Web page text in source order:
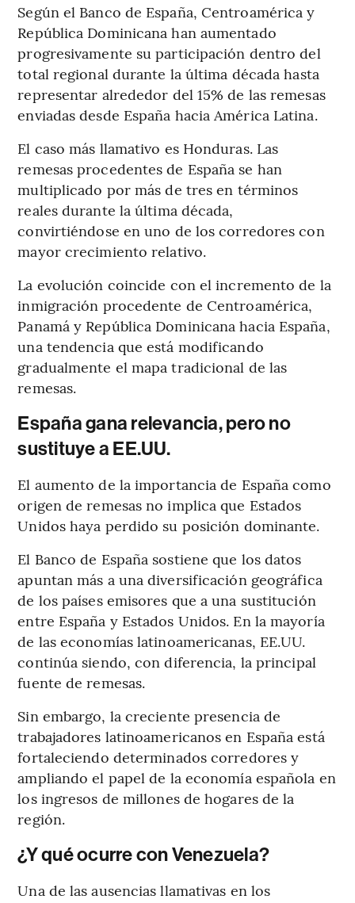
Según el Banco de España, Centroamérica y
República Dominicana han aumentado
progresivamente su participación dentro del
total regional durante la última década hasta
representar alrededor del 15% de las remesas
enviadas desde España hacia América Latina.
El caso más llamativo es Honduras. Las
remesas procedentes de España se han
multiplicado por más de tres en términos
reales durante la última década,
convirtiéndose en uno de los corredores con
mayor crecimiento relativo.
La evolución coincide con el incremento de la
inmigración procedente de Centroamérica,
Panamá y República Dominicana hacia España,
una tendencia que está modificando
gradualmente el mapa tradicional de las
remesas.
España gana relevancia, pero no
sustituye a EE.UU.
El aumento de la importancia de España como
origen de remesas no implica que Estados
Unidos haya perdido su posición dominante.
El Banco de España sostiene que los datos
apuntan más a una diversificación geográfica
de los países emisores que a una sustitución
entre España y Estados Unidos. En la mayoría
de las economías latinoamericanas, EE.UU.
continúa siendo, con diferencia, la principal
fuente de remesas.
Sin embargo, la creciente presencia de
trabajadores latinoamericanos en España está
fortaleciendo determinados corredores y
ampliando el papel de la economía española en
los ingresos de millones de hogares de la
región.
¿Y qué ocurre con Venezuela?
Una de las ausencias llamativas en los